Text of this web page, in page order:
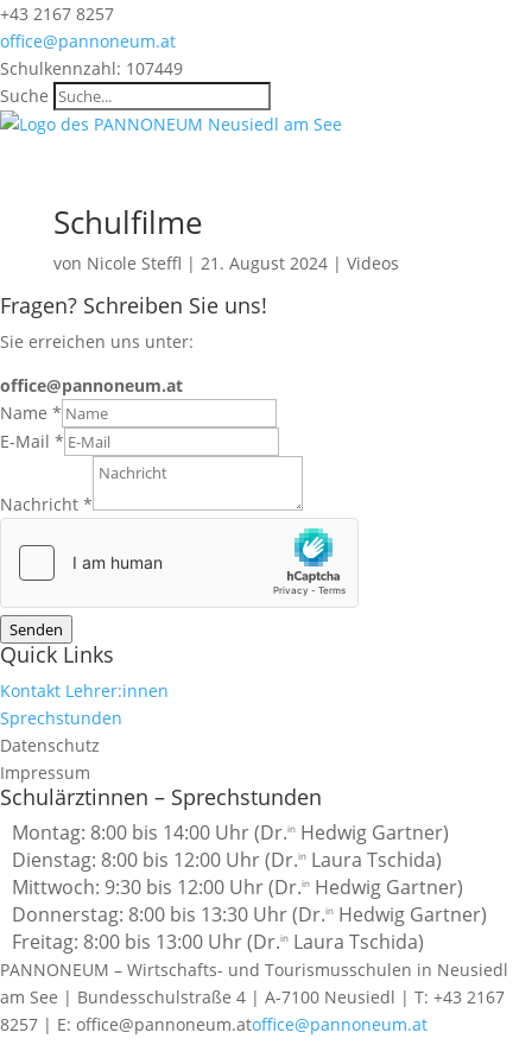
+43 2167 8257
office@pannoneum.at
Schulkennzahl: 107449
Suche
Schulfilme
von Nicole Steffl | 21. August 2024| Videos
Fragen? Schreiben Sie uns!
Sie erreichen uns unter:
office@pannoneum.at
Name *
E-Mail *
Nachricht *
Senden
Quick Links
Kontakt Lehrer:innen
Sprechstunden
Datenschutz
Impressum
Schulärztinnen – Sprechstunden
Montag: 8:00 bis 14:00 Uhr (Dr.in Hedwig Gartner)
Dienstag: 8:00 bis 12:00 Uhr (Dr.in Laura Tschida)
Mittwoch: 9:30 bis 12:00 Uhr(Dr.in Hedwig Gartner)
Donnerstag: 8:00 bis 13:30 Uhr (Dr.in Hedwig Gartner)
Freitag: 8:00 bis 13:00 Uhr (Dr.in Laura Tschida)
PANNONEUM – Wirtschafts- und Tourismusschulen in Neusiedl
am See | Bundesschulstraße 4 | A-7100 Neusiedl | T: +43 2167
8257 | E: office@pannoneum.atoffice@pannoneum.at